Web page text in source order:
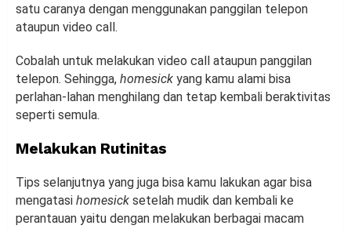
satu caranya dengan menggunakan panggilan telepon
ataupun video call.
Cobalah untuk melakukan video call ataupun panggilan
telepon. Sehingga, homesick yang kamu alami bisa
perlahan-lahan menghilang dan tetap kembali beraktivitas
seperti semula.
Melakukan Rutinitas
Tips selanjutnya yang juga bisa kamu lakukan agar bisa
mengatasi homesick setelah mudik dan kembali ke
perantauan yaitu dengan melakukan berbagai macam